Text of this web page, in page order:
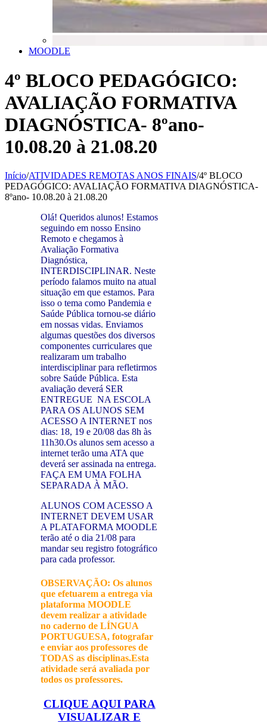
MOODLE
4º BLOCO PEDAGÓGICO:
AVALIAÇÃO FORMATIVA
DIAGNÓSTICA- 8ºano-
10.08.20 à 21.08.20
Início/ATIVIDADES REMOTAS ANOS FINAIS/4º BLOCO
PEDAGÓGICO: AVALIAÇÃO FORMATIVA DIAGNÓSTICA-
8ºano- 10.08.20 à 21.08.20
Olá! Queridos alunos! Estamos
seguindo em nosso Ensino
Remoto e chegamos à
Avaliação Formativa
Diagnóstica,
INTERDISCIPLINAR. Neste
período falamos muito na atual
situação em que estamos. Para
isso o tema como Pandemia e
Saúde Pública tornou-se diário
em nossas vidas. Enviamos
algumas questões dos diversos
componentes curriculares que
realizaram um trabalho
interdisciplinar para refletirmos
sobre Saúde Pública. Esta
avaliação deverá SER
ENTREGUE NA ESCOLA
PARA OS ALUNOS SEM
ACESSO A INTERNET nos
dias: 18, 19 e 20/08 das 8h às
11h30.Os alunos sem acesso a
internet terão uma ATA que
deverá ser assinada na entrega.
FAÇA EM UMA FOLHA
SEPARADA À MÃO.
ALUNOS COM ACESSO A
INTERNET DEVEM USAR
A PLATAFORMA MOODLE
terão até o dia 21/08 para
mandar seu registro fotográfico
para cada professor.
OBSERVAÇÃO: Os alunos
que efetuarem a entrega via
plataforma MOODLE
devem realizar a atividade
no caderno de LÍNGUA
PORTUGUESA, fotografar
e enviar aos professores de
TODAS as disciplinas.Esta
atividade será avaliada por
todos os professores.
CLIQUE AQUI PARA
VISUALIZAR E